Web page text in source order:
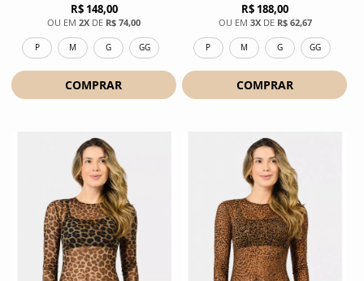
R$ 148,00
2X DE R$ 74,00
P M G GG
COMPRAR
R$ 188,00
3XDE R$ 62,67
P M G GG
COMPRAR